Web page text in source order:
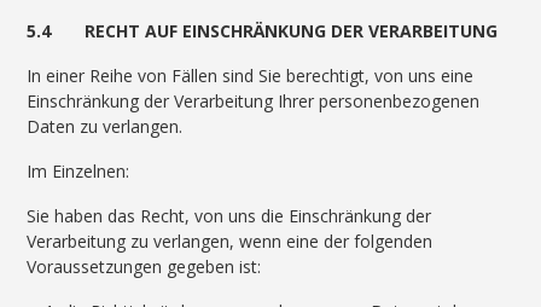
5.4 RECHT AUF EINSCHRÄNKUNG DER VERARBEITUNG
In einer Reihe von Fällen sind Sie berechtigt, von uns eine
Einschränkung der Verarbeitung Ihrer personenbezogenen
Daten zu verlangen.
Im Einzelnen:
Sie haben das Recht, von uns die Einschränkung der
Verarbeitung zu verlangen, wenn eine der folgenden
Voraussetzungen gegeben ist: